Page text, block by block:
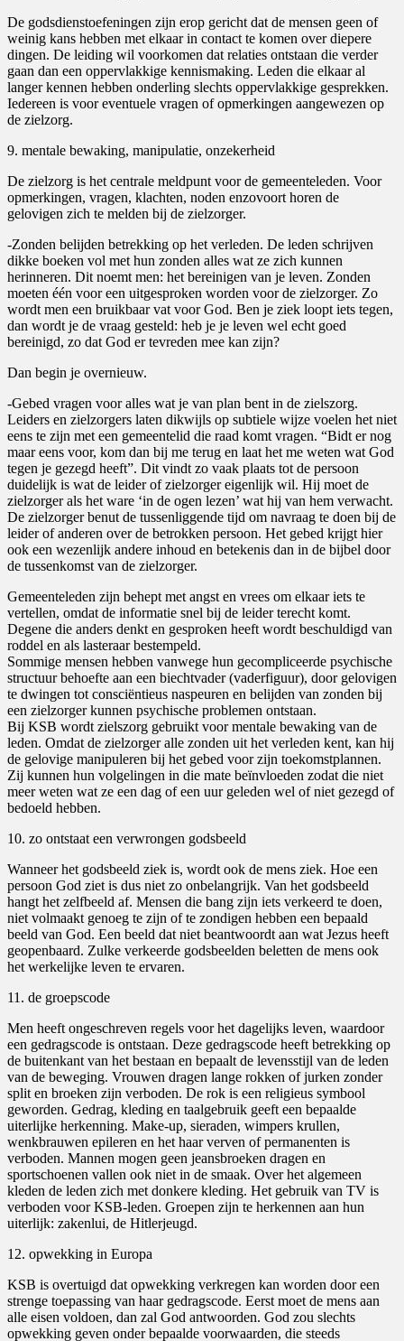
De godsdienstoefeningen zijn erop gericht dat de mensen geen of
weinig kans hebben met elkaar in contact te komen over diepere
dingen. De leiding wil voorkomen dat relaties ontstaan die verder
gaan dan een oppervlakkige kennismaking. Leden die elkaar al
langer kennen hebben onderling slechts oppervlakkige gesprekken.
Iedereen is voor eventuele vragen of opmerkingen aangewezen op
de zielzorg.
9. mentale bewaking, manipulatie, onzekerheid
De zielzorg is het centrale meldpunt voor de gemeenteleden. Voor
opmerkingen, vragen, klachten, noden enzovoort horen de
gelovigen zich te melden bij de zielzorger.
-Zonden belijden betrekking op het verleden. De leden schrijven
dikke boeken vol met hun zonden alles wat ze zich kunnen
herinneren. Dit noemt men: het bereinigen van je leven. Zonden
moeten één voor een uitgesproken worden voor de zielzorger. Zo
wordt men een bruikbaar vat voor God. Ben je ziek loopt iets tegen,
dan wordt je de vraag gesteld: heb je je leven wel echt goed
bereinigd, zo dat God er tevreden mee kan zijn?
Dan begin je overnieuw.
-Gebed vragen voor alles wat je van plan bent in de zielszorg.
Leiders en zielzorgers laten dikwijls op subtiele wijze voelen het niet
eens te zijn met een gemeentelid die raad komt vragen. “Bidt er nog
maar eens voor, kom dan bij me terug en laat het me weten wat God
tegen je gezegd heeft”. Dit vindt zo vaak plaats tot de persoon
duidelijk is wat de leider of zielzorger eigenlijk wil. Hij moet de
zielzorger als het ware ‘in de ogen lezen’ wat hij van hem verwacht.
De zielzorger benut de tussenliggende tijd om navraag te doen bij de
leider of anderen over de betrokken persoon. Het gebed krijgt hier
ook een wezenlijk andere inhoud en betekenis dan in de bijbel door
de tussenkomst van de zielzorger.
Gemeenteleden zijn behept met angst en vrees om elkaar iets te
vertellen, omdat de informatie snel bij de leider terecht komt.
Degene die anders denkt en gesproken heeft wordt beschuldigd van
roddel en als lasteraar bestempeld.
Sommige mensen hebben vanwege hun gecompliceerde psychische
structuur behoefte aan een biechtvader (vaderfiguur), door gelovigen
te dwingen tot consciëntieus naspeuren en belijden van zonden bij
een zielzorger kunnen psychische problemen ontstaan.
Bij KSB wordt zielszorg gebruikt voor mentale bewaking van de
leden. Omdat de zielzorger alle zonden uit het verleden kent, kan hij
de gelovige manipuleren bij het gebed voor zijn toekomstplannen.
Zij kunnen hun volgelingen in die mate beïnvloeden zodat die niet
meer weten wat ze een dag of een uur geleden wel of niet gezegd of
bedoeld hebben.
10. zo ontstaat een verwrongen godsbeeld
Wanneer het godsbeeld ziek is, wordt ook de mens ziek. Hoe een
persoon God ziet is dus niet zo onbelangrijk. Van het godsbeeld
hangt het zelfbeeld af. Mensen die bang zijn iets verkeerd te doen,
niet volmaakt genoeg te zijn of te zondigen hebben een bepaald
beeld van God. Een beeld dat niet beantwoordt aan wat Jezus heeft
geopenbaard. Zulke verkeerde godsbeelden beletten de mens ook
het werkelijke leven te ervaren.
11. de groepscode
Men heeft ongeschreven regels voor het dagelijks leven, waardoor
een gedragscode is ontstaan. Deze gedragscode heeft betrekking op
de buitenkant van het bestaan en bepaalt de levensstijl van de leden
van de beweging. Vrouwen dragen lange rokken of jurken zonder
split en broeken zijn verboden. De rok is een religieus symbool
geworden. Gedrag, kleding en taalgebruik geeft een bepaalde
uiterlijke herkenning. Make-up, sieraden, wimpers krullen,
wenkbrauwen epileren en het haar verven of permanenten is
verboden. Mannen mogen geen jeansbroeken dragen en
sportschoenen vallen ook niet in de smaak. Over het algemeen
kleden de leden zich met donkere kleding. Het gebruik van TV is
verboden voor KSB-leden. Groepen zijn te herkennen aan hun
uiterlijk: zakenlui, de Hitlerjeugd.
12. opwekking in Europa
KSB is overtuigd dat opwekking verkregen kan worden door een
strenge toepassing van haar gedragscode. Eerst moet de mens aan
alle eisen voldoen, dan zal God antwoorden. God zou slechts
opwekking geven onder bepaalde voorwaarden, die steeds